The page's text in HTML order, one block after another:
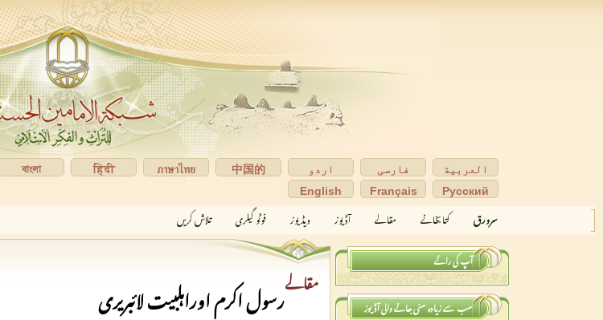
العربية فارسی اردو 中国的
ภาษาไทย
हिंदी
বাংলা
Pусский
Français
English
سرورق کتابخانے مقالے آڈیوز ویڈیوز فوٹو گیلری تلاش کریں
مقالےرسول اکرم اوراہلبیت لائبریری
آپ کی رائے
سب سے زیادہ سنی جانے والی آڈیوز